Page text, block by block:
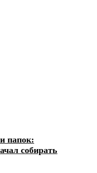
папок:
собирать